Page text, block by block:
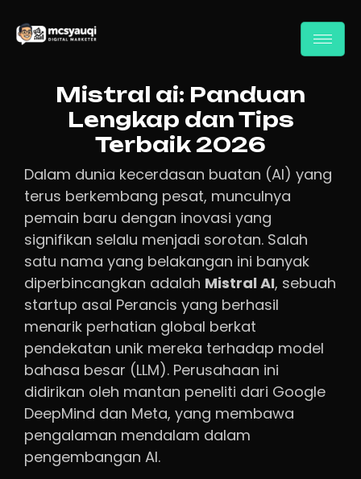
Mistral ai: Panduan
Lengkap dan Tips
Terbaik 2026
Dalam dunia kecerdasan buatan (AI) yang
terus berkembang pesat, munculnya
pemain baru dengan inovasi yang
signifikan selalu menjadi sorotan. Salah
satu nama yang belakangan ini banyak
diperbincangkan adalah Mistral AI, sebuah
startup asal Perancis yang berhasil
menarik perhatian global berkat
pendekatan unik mereka terhadap model
bahasa besar (LLM). Perusahaan ini
didirikan oleh mantan peneliti dari Google
DeepMind dan Meta, yang membawa
pengalaman mendalam dalam
pengembangan AI.